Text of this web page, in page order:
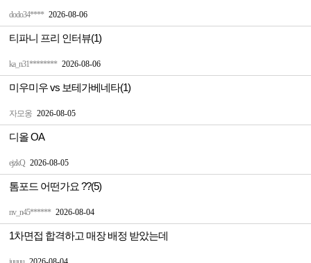
dodo34**** 2026-08-06
ka_n31******** 2026-08-06
티파니 프리 인터뷰(1)
자모옹 2026-08-05
미우미우 vs 보테가베네타(1)
ejzkQ 2026-08-05
디올 OA
nv_n45****** 2026-08-04
톰포드 어떤가요 ??(5)
1차면접 합격하고 매장 배정 받았는데